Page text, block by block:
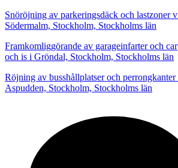
Snöröjning av parkeringsdäck och lastzoner
Södermalm, Stockholm, Stockholms län
Framkomliggörande av garageinfarter och
och is i Gröndal, Stockholm, Stockholms län
Röjning av busshållplatser och perrongkanter
Aspudden, Stockholm, Stockholms län